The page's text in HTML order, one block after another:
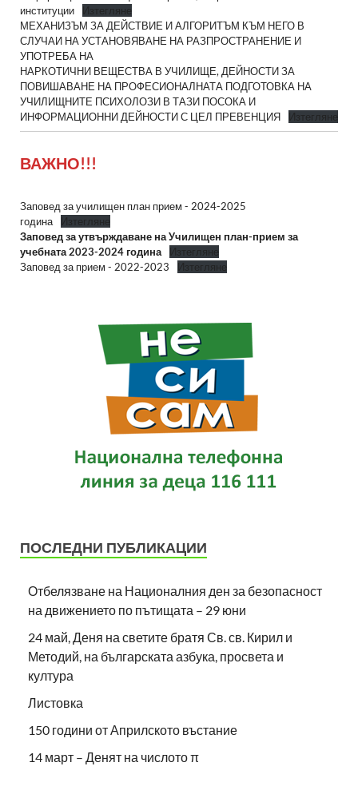
институции
Изтегляне
МЕХАНИЗЪМ ЗА ДЕЙСТВИЕ И АЛГОРИТЪМ КЪМ НЕГО В
СЛУЧАИ НА УСТАНОВЯВАНЕ НА РАЗПРОСТРАНЕНИЕ И
УПОТРЕБА НА
НАРКОТИЧНИ ВЕЩЕСТВА В УЧИЛИЩЕ, ДЕЙНОСТИ ЗА
ПОВИШАВАНЕ НА ПРОФЕСИОНАЛНАТА ПОДГОТОВКА НА
УЧИЛИЩНИТЕ ПСИХОЛОЗИ В ТАЗИ ПОСОКА И
ИНФОРМАЦИОННИ ДЕЙНОСТИ С ЦЕЛ ПРЕВЕНЦИЯ
Изтегляне
ВАЖНО!!!
Заповед за училищен план прием - 2024-2025
година
Изтегляне
Заповед за утвърждаване на Училищен план-прием за
учебната 2023-2024 година
Изтегляне
Заповед за прием - 2022-2023
Изтегляне
ПОСЛЕДНИ ПУБЛИКАЦИИ
Отбелязване на Националния ден за безопасност
на движението по пътищата – 29 юни
24 май, Деня на светите братя Св. св. Кирил и
Методий, на българската азбука, просвета и
култура
Листовка
150 години от Априлското въстание
14 март – Денят на числото π